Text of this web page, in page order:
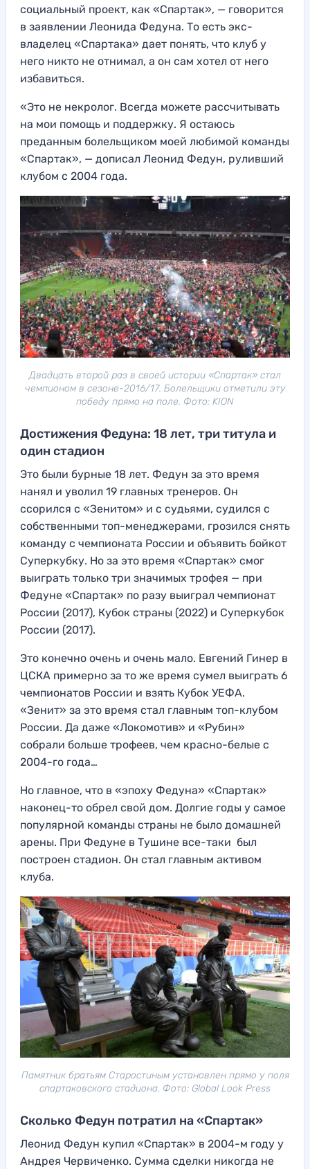
социальный проект, как «Спартак», — говорится
в заявлении Леонида Федуна. То есть экс-
владелец «Спартака» дает понять, что клуб у
него никто не отнимал, а он сам хотел от него
избавиться.
«Это не некролог. Всегда можете рассчитывать
на мои помощь и поддержку. Я остаюсь
преданным болельщиком моей любимой команды
«Спартак», — дописал Леонид Федун, руливший
клубом с 2004 года.
Двадцать второй раз в своей истории «Спартак» стал
чемпионом в сезоне-2016/17. Болельщики отметили эту
победу прямо на поле. Фото: KION
Достижения Федуна: 18 лет, три титула и
один стадион
Это были бурные 18 лет. Федун за это время
нанял и уволил 19 главных тренеров. Он
ссорился с «Зенитом» и с судьями, судился с
собственными топ-менеджерами, грозился снять
команду с чемпионата России и объявить бойкот
Суперкубку. Но за это время «Спартак» смог
выиграть только три значимых трофея — при
Федуне «Спартак» по разу выиграл чемпионат
России (2017), Кубок страны (2022) и Суперкубок
России (2017).
Это конечно очень и очень мало. Евгений Гинер в
ЦСКА примерно за то же время сумел выиграть 6
чемпионатов России и взять Кубок УЕФА.
«Зенит» за это время стал главным топ-клубом
России. Да даже «Локомотив» и «Рубин»
собрали больше трофеев, чем красно-белые с
2004-го года…
Но главное, что в «эпоху Федуна» «Спартак»
наконец-то обрел свой дом. Долгие годы у самое
популярной команды страны не было домашней
арены. При Федуне в Тушине все-таки был
построен стадион. Он стал главным активом
клуба.
Памятник братьям Старостиным установлен прямо у поля
спартаковского стадиона. Фото: Global Look Press
Сколько Федун потратил на «Спартак»
Леонид Федун купил «Спартак» в 2004-м году у
Андрея Червиченко. Сумма сделки никогда не